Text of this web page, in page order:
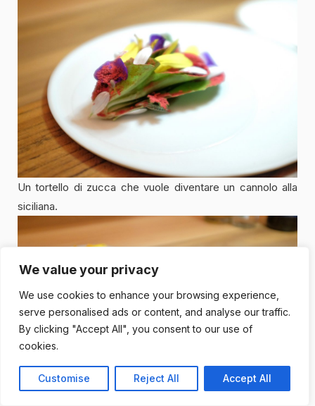
We value your privacy
We use cookies to enhance your browsing experience,
serve personalised ads or content, and analyse our traffic.
By clicking "Accept All", you consent to our use of
cookies.
Customise Reject All Accept All
Un tortello di zucca che vuole diventare un cannolo alla
siciliana.